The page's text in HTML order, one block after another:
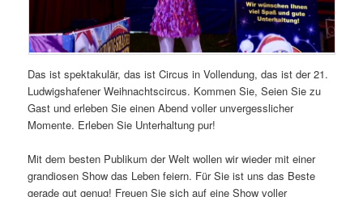
Das ist spektakulär, das ist Circus in Vollendung, das ist der 21.
Ludwigshafener Weihnachtscircus. Kommen Sie, Seien Sie zu
Gast und erleben Sie einen Abend voller unvergesslicher
Momente. Erleben Sie Unterhaltung pur!
Mit dem besten Publikum der Welt wollen wir wieder mit einer
grandiosen Show das Leben feiern. Für Sie ist uns das Beste
gerade gut genug! Freuen Sie sich auf eine Show voller